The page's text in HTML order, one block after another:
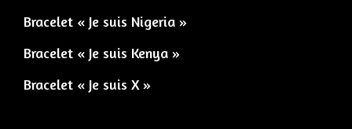
Bracelet « Je suis Nigeria »
Bracelet « Je suis Kenya »
Bracelet « Je suis X »